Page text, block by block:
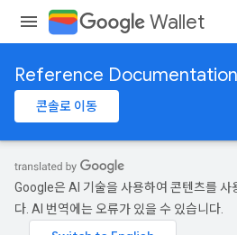
Wallet
Reference Documentation
콘솔로 이동
Google은 AI 기술을 사용하여 콘텐츠를 사
다. AI 번역에는 오류가 있을 수 있습니다.